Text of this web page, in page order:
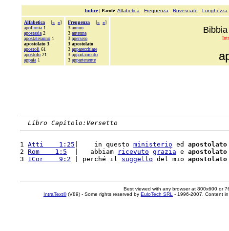
Indice| Parole: Alfabetica - Frequenza - Rovesciate - Lunghezza
Alfabetica [« »]
apollonia 1
apostasia 2
apostateranno 1
apostolato 3
apostoli 61
apostolo 21
appaia 1
Frequenza [« »]
3 annuo
3 antenna
3 apersero
3 apostolato
3 apparecchiate
3 appartamento
3 appartenente
Libro Capitolo:Versetto
1 Atti    1:25 |    in questo ministerio ed apostolato
2 Rom    1:5
  |   abbiam
ricevuto grazia e apostolato
3 1Cor    9:2 | perché il suggello del mio apostolato
Best viewed with any browser at 800x600 or
IntraText®(V89) - Some rights reserved by EuloTech SRL - 1996-2007. Content